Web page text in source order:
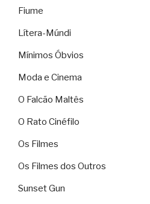
Fiume
Lítera-Múndi
Mínimos Óbvios
Moda e Cinema
O Falcão Maltês
O Rato Cinéfilo
Os Filmes
Os Filmes dos Outros
Sunset Gun